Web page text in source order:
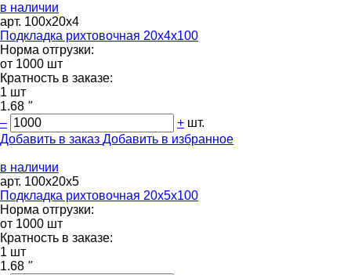
в наличии
арт. 100х20х4
Подкладка рихтовочная 20х4х100
Норма отгрузки:
от 1000 шт
Кратность в заказе:
1 шт
1.68 "
–
+ шт.
Добавить в заказ Добавить в избранное
в наличии
арт. 100х20х5
Подкладка рихтовочная 20х5х100
Норма отгрузки:
от 1000 шт
Кратность в заказе:
1 шт
1.68 "